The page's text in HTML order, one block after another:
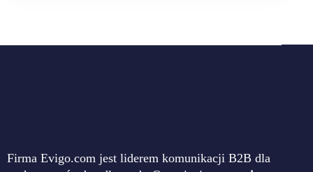
Firma Evigo.com jest liderem komunikacji B2B dla